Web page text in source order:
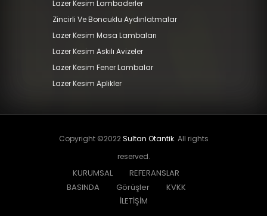
Lazer Kesim Lambaderler
Zincirli Ve Boncuklu Aydınlatmalar
Lazer Kesim Masa Lambaları
Lazer Kesim Askılı Avizeler
Lazer Kesim Fener Lambalar
Lazer Kesim Aplikler
Copyright ©2022Sultan Otantik. All rights
reserved.
KURUMSAL
REFERANSLAR
BASINDA
Görüşler
KVKK
İLETİŞİM